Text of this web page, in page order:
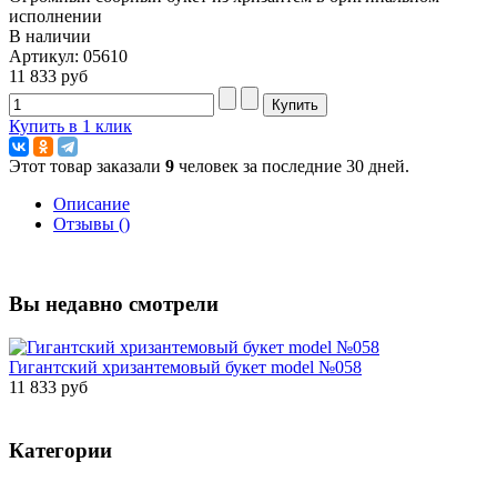
исполнении
В наличии
Артикул: 05610
11 833 руб
Купить в 1 клик
Этот товар заказали 9 человек за последние 30 дней.
Описание
Отзывы ()
Вы недавно смотрели
Гигантский хризантемовый букет model №058
11 833 руб
Категории